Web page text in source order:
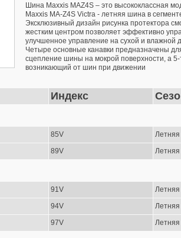
Шина Maxxis MAZ4S – это высококлассная
Maxxis MA-Z4S Victra - летняя шина в
Эксклюзивный дизайн рисунка протектора
жестким центром позволяет эффективно
улучшенное управление на сухой и влажной
Четыре основные канавки предназначены
сцепление шины на мокрой поверхности, а
возникающий от шин при движении
Индекс
85V Летняя
89V Летняя
91V Летняя
94V Летняя
97V Летняя